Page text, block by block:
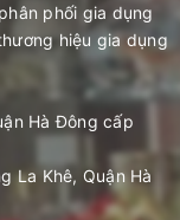
phối gia dụng
hiệu gia dụng
Hà Đông cấp
La Khê, Quận Hà